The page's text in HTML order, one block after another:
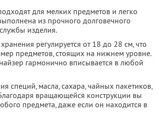
для мелких предметов и легко
из прочного долговечного
изделия.
регулируется от 18 до 28 см, что
предметов, стоящих на нижнем уровне.
гармонично вписывается в любой
специй, масла, сахара, чайных пакетиков,
вращающейся конструкции вы
предмета, даже если он находится в